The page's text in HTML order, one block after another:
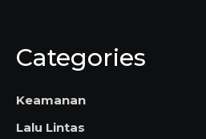
Categories
Keamanan
Lalu Lintas